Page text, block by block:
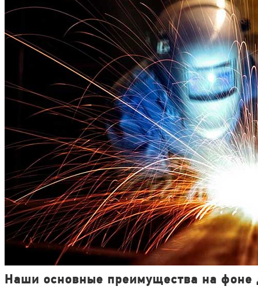
Наши основные преимущества на фоне